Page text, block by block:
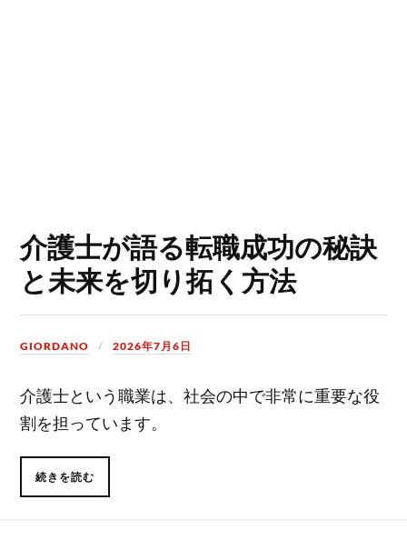
介護士が語る転職成功の秘訣
と未来を切り拓く方法
GIORDANO 2026年7月6日
介護士という職業は、社会の中で非常に重要な役
割を担っています。
続きを読む